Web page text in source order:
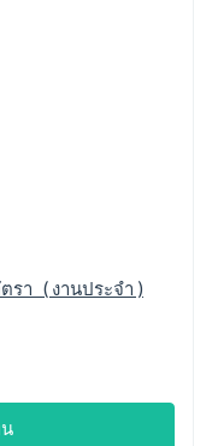
รา ( งานประจำ )